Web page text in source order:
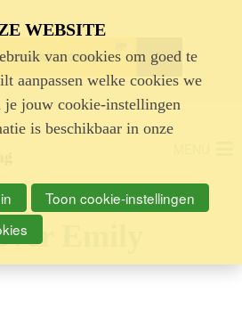
Emily
WEBSITE
van cookies om goed te
aanpassen welke cookies we
je jouw cookie-instellingen
is beschikbaar in onze
Toon cookie-instellingen